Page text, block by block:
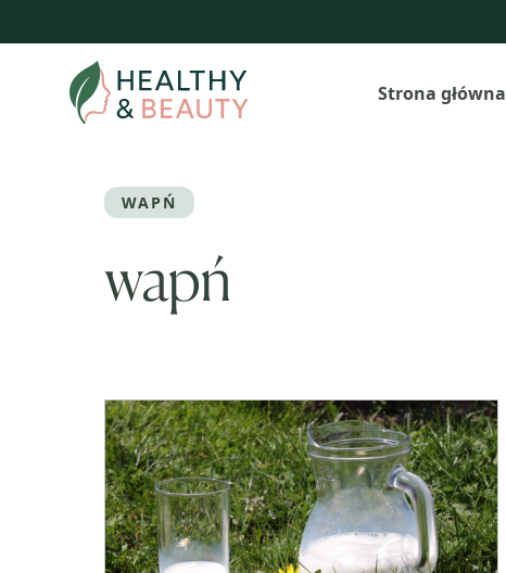
do
Strona główna
WAPŃ
wapń